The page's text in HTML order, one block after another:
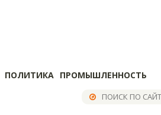
ПОЛИТИКА ПРОМЫШЛЕННОСТЬ